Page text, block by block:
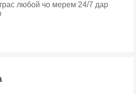
любой чо мерем 24/7 дар